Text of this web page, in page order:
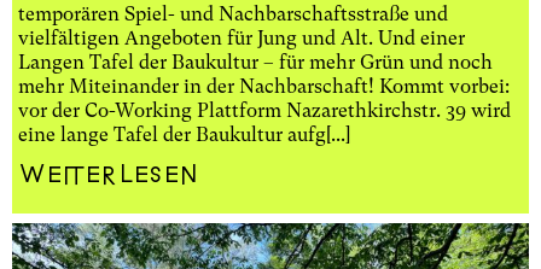
temporären Spiel- und Nachbarschaftsstraße und
vielfältigen Angeboten für Jung und Alt. Und einer
Langen Tafel der Baukultur – für mehr Grün und noch
mehr Miteinander in der Nachbarschaft! Kommt vorbei:
vor der Co-Working Plattform Nazarethkirchstr. 39 wird
eine lange Tafel der Baukultur aufg[...]
Weiterlesen